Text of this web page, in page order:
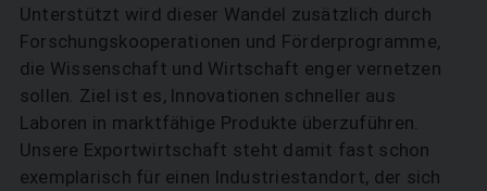
Unterstützt wird dieser Wandel zusätzlich durch
Forschungskooperationen und Förderprogramme,
die Wissenschaft und Wirtschaft enger vernetzen
sollen. Ziel ist es, Innovationen schneller aus
Laboren in marktfähige Produkte überzuführen.
Unsere Exportwirtschaft steht damit fast schon
exemplarisch für einen ­Industriestandort, der sich